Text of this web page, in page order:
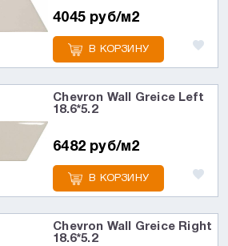
4045 руб/м2
В КОРЗИНУ
Chevron Wall Greice Left
18.6*5.2
6482 руб/м2
В КОРЗИНУ
Chevron Wall Greice Right
18.6*5.2